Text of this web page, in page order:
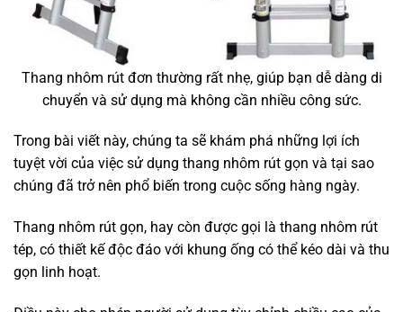
Thang nhôm rút đơn thường rất nhẹ, giúp bạn dễ dàng di
chuyển và sử dụng mà không cần nhiều công sức.
Trong bài viết này, chúng ta sẽ khám phá những lợi ích
tuyệt vời của việc sử dụng thang nhôm rút gọn và tại sao
chúng đã trở nên phổ biến trong cuộc sống hàng ngày.
Thang nhôm rút gọn, hay còn được gọi là thang nhôm rút
tép, có thiết kế độc đáo với khung ống có thể kéo dài và thu
gọn linh hoạt.